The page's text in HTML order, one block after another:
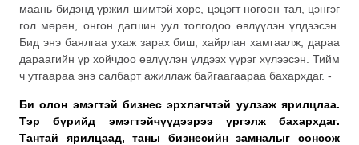
маань бидэнд үржил шимтэй хөрс, цэцэгт ногоон тал, цэнгэг
гол мөрөн, онгон дагшин уул толгодоо өвлүүлэн үлдээсэн.
Бид энэ баялгаа ухаж зарах биш, хайрлан хамгаалж, дараа
дараагийн үр хойчдоо өвлүүлэн үлдээх үүрэг хүлээсэн. Тийм
ч утгаараа энэ салбарт ажиллаж байгаагаараа бахархдаг. -
Би олон эмэгтэй бизнес эрхлэгчтэй уулзаж ярилцлаа.
Тэр бүрийд эмэгтэйчүүдээрээ үргэлж бахархдаг.
Тантай ярилцаад, таны бизнесийн замналыг сонсож